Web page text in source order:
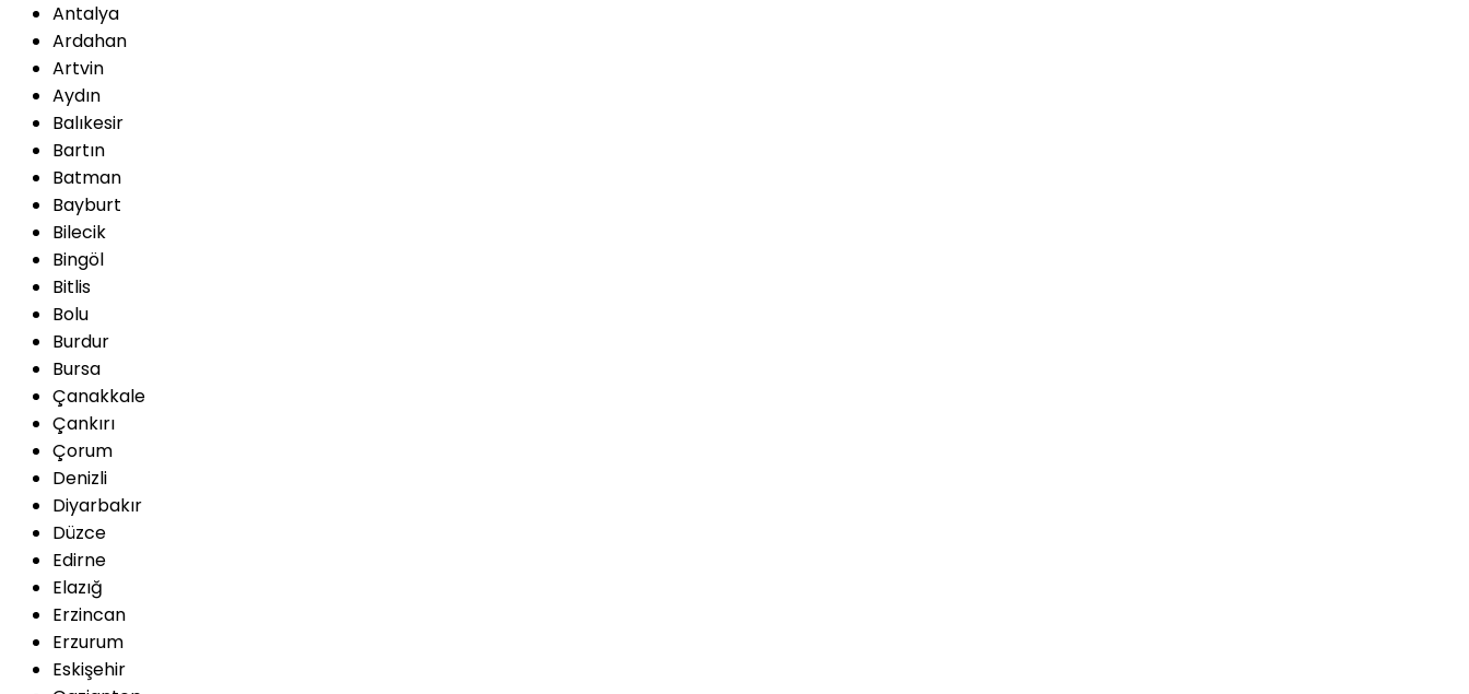
Antalya
Ardahan
Artvin
Aydın
Balıkesir
Bartın
Batman
Bayburt
Bilecik
Bingöl
Bitlis
Bolu
Burdur
Bursa
Çanakkale
Çankırı
Çorum
Denizli
Diyarbakır
Düzce
Edirne
Elazığ
Erzincan
Erzurum
Eskişehir